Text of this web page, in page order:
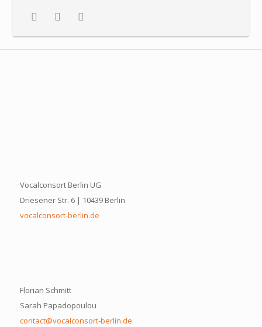
Vocalconsort Berlin UG
Driesener Str. 6 | 10439 Berlin
vocalconsort-berlin.de
Florian Schmitt
Sarah Papadopoulou
contact@vocalconsort-berlin.de